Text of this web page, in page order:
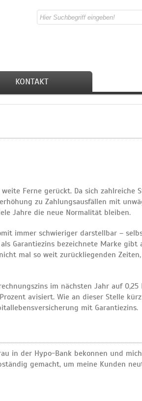
KONTAKT
Ferne gerückt. Da sich zahlreiche
zu Zahlungsausfällen mit
Jahre die neue Normalität bleiben.
immer schwieriger darstellbar –
Garantiezins bezeichnete Marke gibt
mal so weit zurückliegenden
im nächsten Jahr auf 0,25
avisiert. Wie an dieser Stelle
mit Garantiezins.
in der Hypo-Bank bekonnen und mich
gemacht, um meine Kunden